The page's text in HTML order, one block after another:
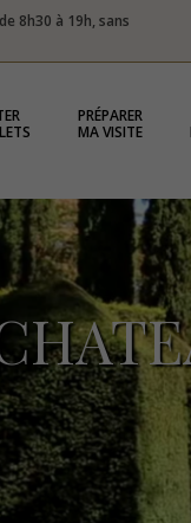
8h30 à 19h, sans
PRÉPARER
MA VISITE